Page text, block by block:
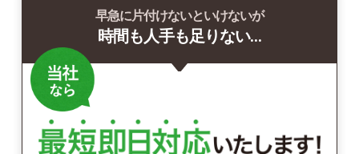
早急に片付けないといけないが
時間も人手も足りない…